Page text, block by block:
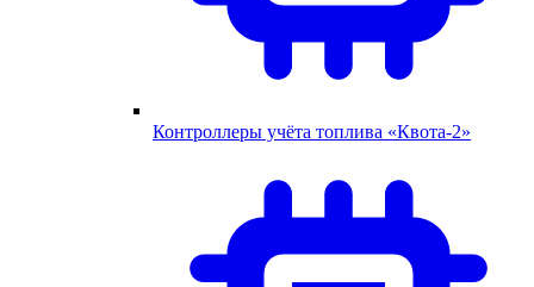
Контроллеры учёта топлива «Квота-2»